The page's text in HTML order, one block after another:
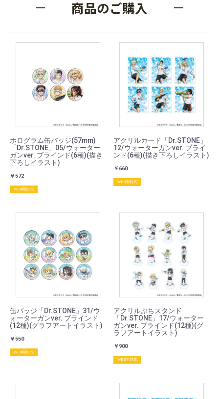
商品のご購入
ホログラム缶バッジ(57mm)
「Dr.STONE」05/ウォーター
ガンver. ブラインド(6種)(描き
下ろしイラスト)
￥572
WEB開封式
アクリルカード「Dr.STONE」
12/ウォーターガンver. ブライ
ンド(6種)(描き下ろしイラスト)
￥660
WEB開封式
缶バッジ「Dr.STONE」31/ウ
ォーターガンver. ブラインド
(12種)(グラフアートイラスト)
￥550
WEB開封式
アクリルぷちスタンド
「Dr.STONE」17/ウォーター
ガンver. ブラインド(12種)(グ
ラフアートイラスト)
￥900
WEB開封式